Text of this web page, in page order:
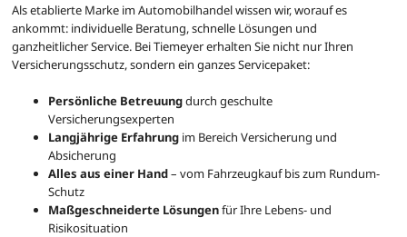
Als etablierte Marke im Automobilhandel wissen wir, worauf es
ankommt: individuelle Beratung, schnelle Lösungen und
ganzheitlicher Service. Bei Tiemeyer erhalten Sie nicht nur Ihren
Versicherungsschutz, sondern ein ganzes Servicepaket:
Persönliche Betreuungdurch geschulte
Versicherungsexperten
Langjährige Erfahrung im Bereich Versicherung und
Absicherung
Alles aus einer Hand– vom Fahrzeugkauf bis zum Rundum-
Schutz
Maßgeschneiderte Lösungenfür Ihre Lebens- und
Risikosituation